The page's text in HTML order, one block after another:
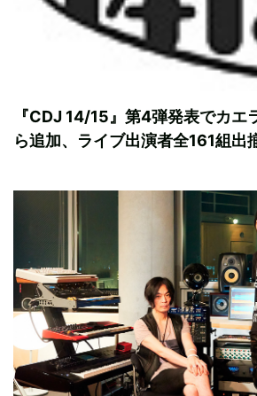
『CDJ 14/15』第4弾発表でカエ
ら追加、ライブ出演者全161組出